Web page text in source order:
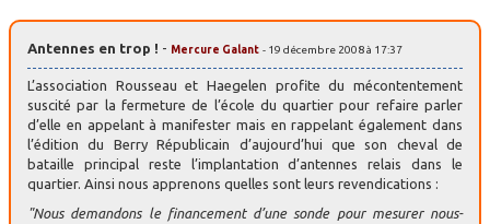
Antennes en trop ! - Mercure Galant - 19 décembre 2008 à 17:37
L’association Rousseau et Haegelen profite du mécontentement
suscité par la fermeture de l’école du quartier pour refaire parler
d’elle en appelant à manifester mais en rappelant également dans
l’édition du Berry Républicain d’aujourd’hui que son cheval de
bataille principal reste l’implantation d’antennes relais dans le
quartier. Ainsi nous apprenons quelles sont leurs revendications :
"Nous demandons le financement d’une sonde pour mesurer nous-